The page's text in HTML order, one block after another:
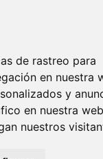
de rastreo para
en nuestra
y
en nuestra
nuestros